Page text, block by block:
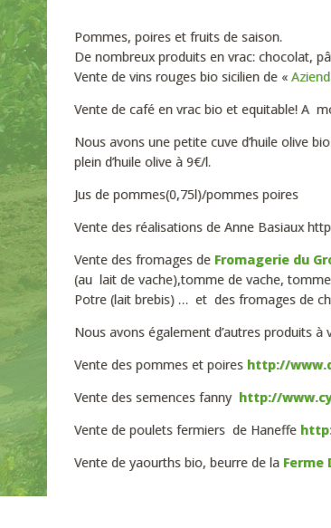
Pommes, poires et fruits de saison.
De nombreux produits en vrac: chocolat,
Vente de vins rouges bio sicilien de «
Vente de café en vrac bio et equitable! A
Nous avons une petite cuve d’huile olive
plein d’huile olive à 9€/l.
Jus de pommes(0,75l)/pommes poires
Vente des réalisations de Anne Basiaux
Vente des fromages de Fromagerie du
(au lait de vache),tomme de vache,
Potre (lait brebis) … et des fromages de
Nous avons également d’autres produits
Vente des pommes et poires http://
Vente des semences fanny http://
Vente de poulets fermiers de Haneffe
Vente de yaourths bio, beurre de la Ferme